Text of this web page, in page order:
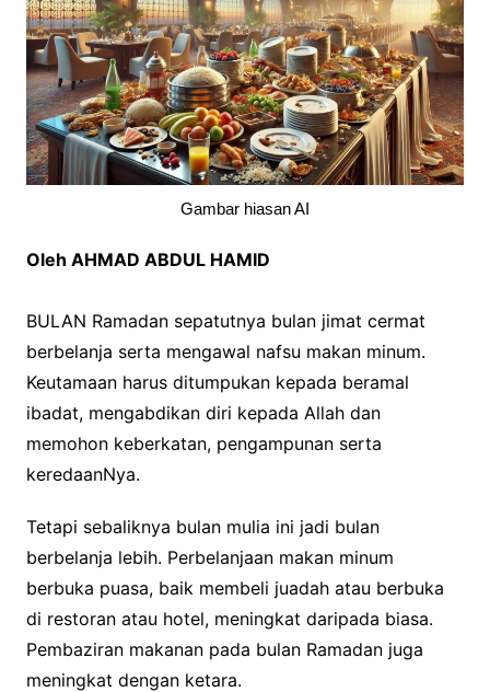
Gambar hiasan AI
Oleh AHMAD ABDUL HAMID
BULAN Ramadan sepatutnya bulan jimat cermat
berbelanja serta mengawal nafsu makan minum.
Keutamaan harus ditumpukan kepada beramal
ibadat, mengabdikan diri kepada Allah dan
memohon keberkatan, pengampunan serta
keredaanNya.
Tetapi sebaliknya bulan mulia ini jadi bulan
berbelanja lebih. Perbelanjaan makan minum
berbuka puasa, baik membeli juadah atau berbuka
di restoran atau hotel, meningkat daripada biasa.
Pembaziran makanan pada bulan Ramadan juga
meningkat dengan ketara.